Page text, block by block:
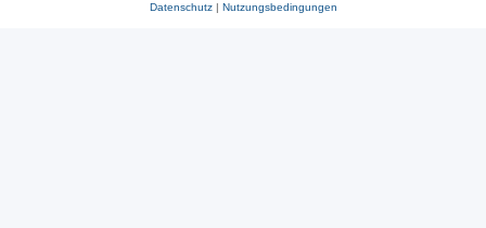
Datenschutz| Nutzungsbedingungen